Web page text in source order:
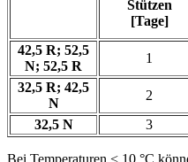
Stützen
[Tage]
42,5 R; 52,5
N; 52,5 R
1
32,5 R; 42,5
N
2
32,5 N
3